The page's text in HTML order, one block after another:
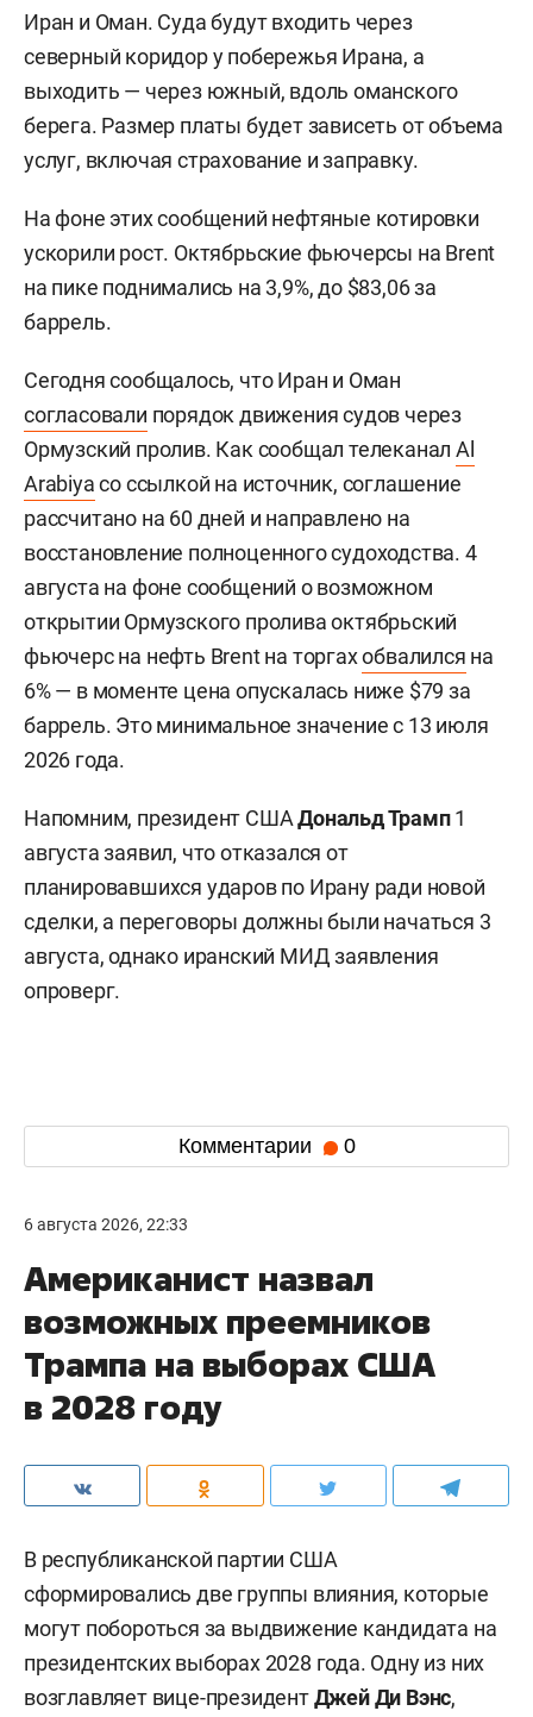
Иран и Оман. Суда будут входить через
северный коридор у побережья Ирана, а
выходить — через южный, вдоль оманского
берега. Размер платы будет зависеть от объема
услуг, включая страхование и заправку.
На фоне этих сообщений нефтяные котировки
ускорили рост. Октябрьские фьючерсы на Brent
на пике поднимались на 3,9%, до $83,06 за
баррель.
Сегодня сообщалось, что Иран и Оман
согласовали порядок движения судов через
Ормузский пролив. Как сообщал телеканал Al
Arabiyaсо ссылкой на источник, соглашение
рассчитано на 60 дней и направлено на
восстановление полноценного судоходства. 4
августа на фоне сообщений о возможном
открытии Ормузского пролива октябрьский
фьючерс на нефть Brent на торгахобвалился на
6% — в моменте цена опускалась ниже $79 за
баррель. Это минимальное значение с 13 июля
2026 года.
Напомним, президент СШАДональд Трамп1
августа заявил, что отказался от
планировавшихся ударов по Ирану ради новой
сделки, а переговоры должны были начаться 3
августа, однако иранский МИД заявления
опроверг.
Комментарии 0
6 августа 2026, 22:33
Американист назвал
возможных преемников
Трампа на выборах США
в 2028 году
В республиканской партии США
сформировались две группы влияния, которые
могут побороться за выдвижение кандидата на
президентских выборах 2028 года. Одну из них
возглавляет вице-президентДжей Ди Вэнс,